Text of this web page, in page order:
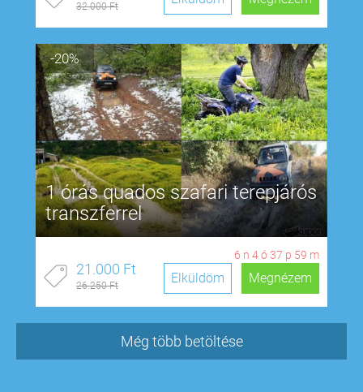
32.000 Ft
-20%
1 órás quados szafari terepjárós
transzferrel
6 n 4ó37 p 58 m
21.000 Ft
26.250 Ft Megnézem
Elküldöm
Még több betöltése